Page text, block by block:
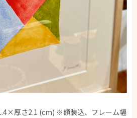
厚さ2.1 (cm) ※額装込、フレーム幅